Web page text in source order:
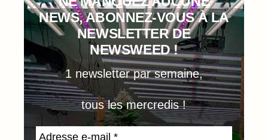
NEWS, ABONNEZ-VOUS À LA
NEWSLETTER DE
NEWSWEED !
1 newsletter par semaine,
tous les mercredis !